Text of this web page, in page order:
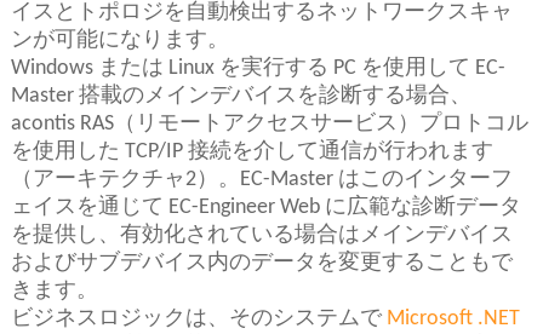
イスとトポロジを自動検出するネットワークスキャ
ンが可能になります。
Windows または Linux を実行する PC を使用して EC-
Master 搭載のメインデバイスを診断する場合、
acontis RAS（リモートアクセスサービス）プロトコル
を使用した TCP/IP 接続を介して通信が行われます
（アーキテクチャ2）。EC-Master はこのインターフ
ェイスを通じて EC-Engineer Web に広範な診断データ
を提供し、有効化されている場合はメインデバイス
およびサブデバイス内のデータを変更することもで
きます。
ビジネスロジックは、そのシステムで Microsoft .NET